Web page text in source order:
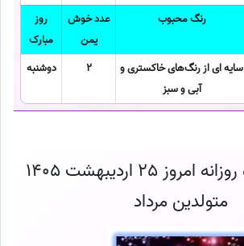
رنگ محبوب
عدد خوش
یمن
روز
مبارک
سایه ای از رنگ‌های خاکستری و
آبی و سبز
2 دوشنبه
فال قهوه روزانه امروز 25 اردیبهشت 1405
متولدین مرداد